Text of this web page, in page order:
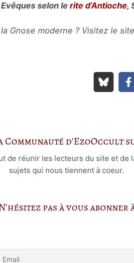
selon lerite d’Antioche,
Gnose moderne ? Visitez le site
Communauté d'EzoOccult
de réunir les lecteurs du site et de
sujets qui nous tiennent à coeur.
pas à vous